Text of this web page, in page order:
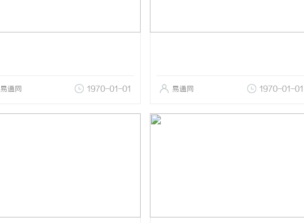
易通网 1970-01-01 易通网 1970-01-01